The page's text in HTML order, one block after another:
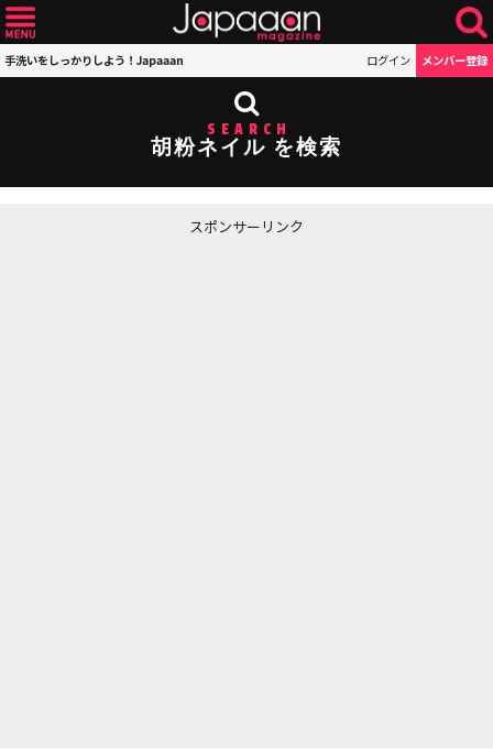
手洗いをしっかりしよう！Japaaan ログイン メンバー登録
SEARCH
胡粉ネイル を検索
スポンサーリンク